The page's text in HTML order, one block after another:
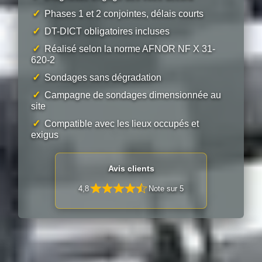
✓ Phases 1 et 2 conjointes, délais courts
✓ DT-DICT obligatoires incluses
✓
Réalisé selon la norme AFNOR NF X 31-
620-2
✓ Sondages sans dégradation
✓ Campagne de sondages dimensionnée au
site
✓ Compatible avec les lieux occupés et
exigus
Avis clients
4,8 Note sur 5